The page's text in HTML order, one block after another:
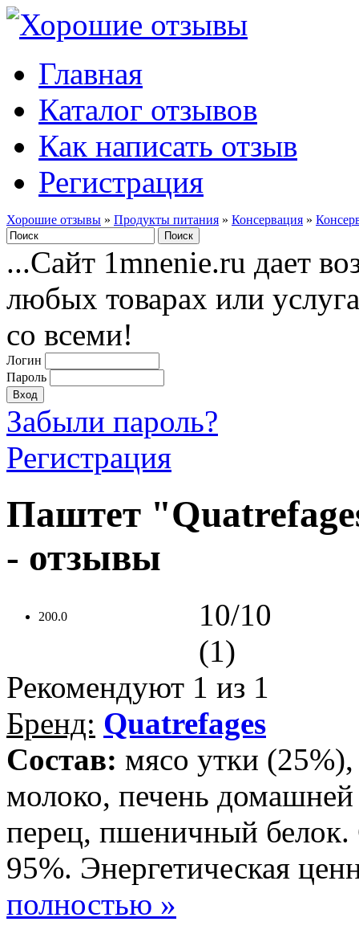
Главная
Каталог отзывов
Как написать отзыв
Регистрация
Хорошие отзывы » Продукты питания » Консервация »
...Сайт 1mnenie.ru дает
любых товарах или
со всеми!
Логин
Пароль
Забыли пароль?
Регистрация
Паштет
- отзывы
200.0
10/10
(1)
Рекомендуют 1 из 1
Бренд: Quatrefages
Состав: мясо утки
молоко, печень
перец, пшеничный
95%. Энергетическая
полностью »